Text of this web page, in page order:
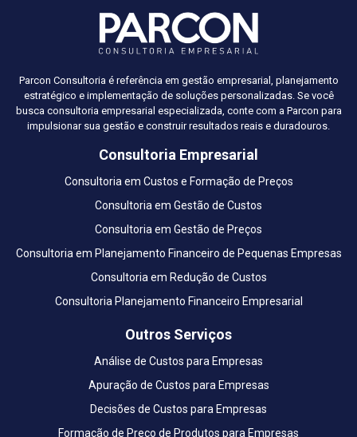
Parcon Consultoria é referência em gestão empresarial, planejamento
estratégico e implementação de soluções personalizadas. Se você
busca consultoria empresarial especializada, conte com a Parcon para
impulsionar sua gestão e construir resultados reais e duradouros.
Consultoria Empresarial
Consultoria em Custos e Formação de Preços
Consultoria em Gestão de Custos
Consultoria em Gestão de Preços
Consultoria em Planejamento Financeiro de Pequenas Empresas
Consultoria em Redução de Custos
Consultoria Planejamento Financeiro Empresarial
Outros Serviços
Análise de Custos para Empresas
Apuração de Custos para Empresas
Decisões de Custos para Empresas
Formação de Preço de Produtos para Empresas